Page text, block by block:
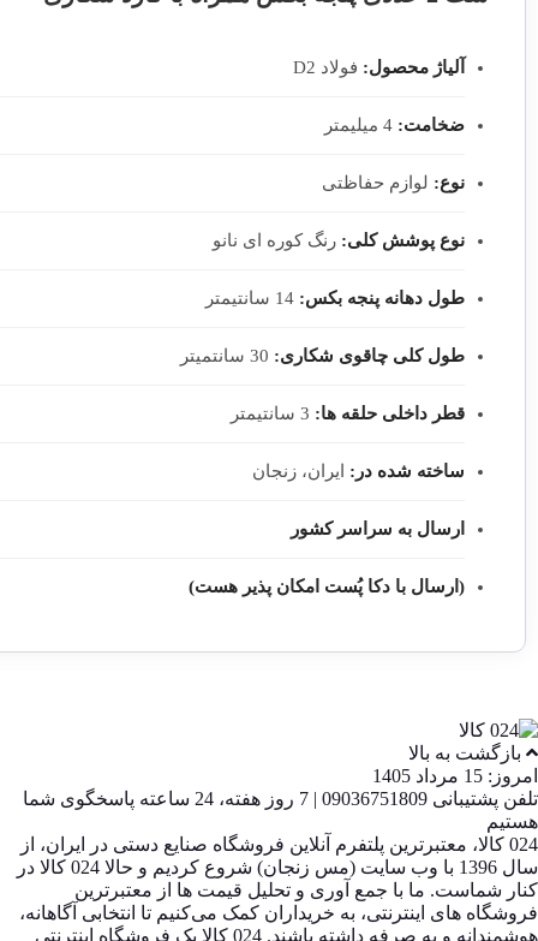
آلیاژ محصول: فولاد D2
ضخامت:
نوع: لوازم حفاظتی
نوع پوشش کلی: رنگ کوره ای نانو
طول دهانه پنجه بکس:
طول کلی چاقوی شکاری:
قطر داخلی حلقه ها:
ساخته شده در: ایران، زنجان
ارسال به سراسر کشور
(ارسال با دکا پُست امکان پذیر هست)
بازگشت به بالا
امروز: 15 مرداد 1405
تلفن پشتیبانی 09036751809 | 7 روز هفته، 24 ساعته پاسخگوی شما
هستیم
024 کالا، معتبرترین پلتفرم آنلاین فروشگاه صنایع دستی در ایران، از
سال 1396 با وب سایت (مس زنجان) شروع کردیم و حالا 024 کالا در
کنار شماست. ما با جمع‌ آوری و تحلیل قیمت‌ ها از معتبرترین
فروشگاه‌ های اینترنتی، به خریداران کمک می‌کنیم تا انتخابی آگاهانه،
هوشمندانه و به‌ صرفه داشته باشند. 024 کالا یک فروشگاه اینترنتی